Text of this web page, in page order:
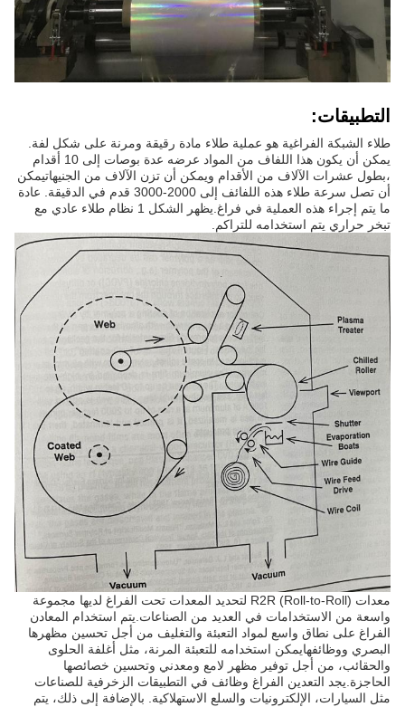
التطبيقات:
طلاء الشبكة الفراغية هو عملية طلاء مادة رقيقة ومرنة على شكل لفة.
يمكن أن يكون هذا اللفاف من المواد عرضه عدة بوصات إلى 10 أقدام
،بطول عشرات الآلاف من الأقدام ويمكن أن تزن الآلاف من الجنيهاتيمكن
أن تصل سرعة طلاء هذه اللفائف إلى 2000-3000 قدم في الدقيقة. عادة
ما يتم إجراء هذه العملية في فراغ.يظهر الشكل 1 نظام طلاء عادي مع
تبخر حراري يتم استخدامه للتراكم.
معدات R2R (Roll-to-Roll) لتحديد المعدات تحت الفراغ لديها مجموعة
واسعة من الاستخدامات في العديد من الصناعات.يتم استخدام المعادن
الفراغ على نطاق واسع لمواد التعبئة والتغليف من أجل تحسين مظهرها
البصري ووظائفهايمكن استخدامه للتعبئة المرنة، مثل أغلفة الحلوى
والحقائب، من أجل توفير مظهر لامع ومعدني وتحسين خصائصها
الحاجزة.يجد التعدين الفراغ وظائف في التطبيقات الزخرفية للصناعات
مثل السيارات، الإلكترونيات والسلع الاستهلاكية. بالإضافة إلى ذلك، يتم